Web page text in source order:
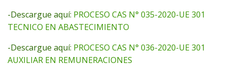
-Descargue aquí: PROCESO CAS N° 035-2020-UE 301
TECNICO EN ABASTECIMIENTO
-Descargue aquí: PROCESO CAS N° 036-2020-UE 301
AUXILIAR EN REMUNERACIONES